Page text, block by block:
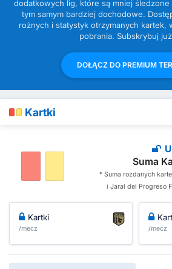
dodatkowych lig, które są mniej
tym samym bardziej dochodowe.
rożnych i statystyk otrzymanych kartek,
pobrania. Subskrybuj
DOŁĄCZ DO PREMIUM
Kartki
Suma
* Suma rozdanych
i Jaral del Progreso
Kartki
/mecz /mecz